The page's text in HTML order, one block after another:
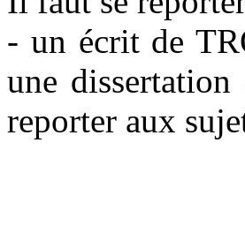
- un écrit de
une
reporter aux